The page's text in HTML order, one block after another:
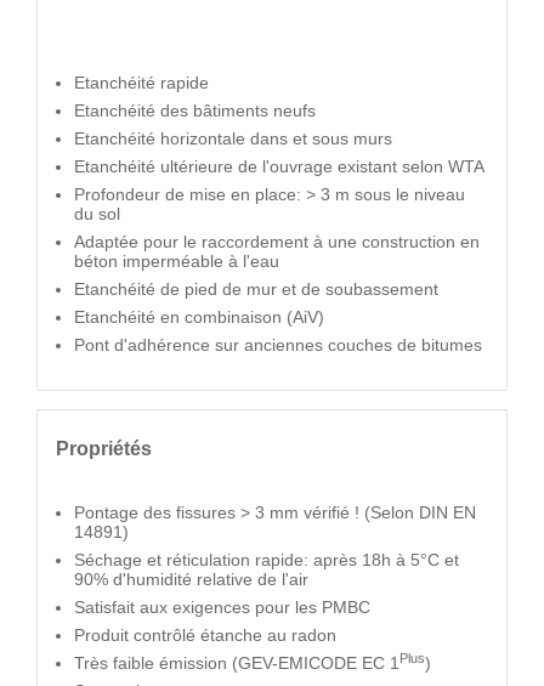
Etanchéité rapide
Etanchéité des bâtiments neufs
Etanchéité horizontale dans et sous murs
Etanchéité ultérieure de l'ouvrage existant selon WTA
Profondeur de mise en place: > 3 m sous le niveau
du sol
Adaptée pour le raccordement à une construction en
béton imperméable à l'eau
Etanchéité de pied de mur et de soubassement
Etanchéité en combinaison (AiV)
Pont d'adhérence sur anciennes couches de bitumes
Propriétés
Pontage des fissures > 3 mm vérifié ! (Selon DIN EN
14891)
Séchage et réticulation rapide: après 18h à 5°C et
90% d'humidité relative de l'air
Satisfait aux exigences pour les PMBC
Produit contrôlé étanche au radon
Très faible émission (GEV-EMICODE EC 1 Plus)